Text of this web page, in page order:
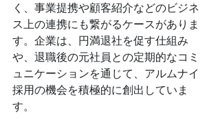
く、事業提携や顧客紹介などのビジネ
ス上の連携にも繋がるケースがありま
す。企業は、円満退社を促す仕組み
や、退職後の元社員との定期的なコミ
ュニケーションを通じて、アルムナイ
採用の機会を積極的に創出していま
す。